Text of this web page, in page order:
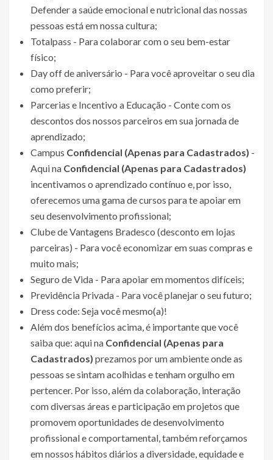
Defender a saúde emocional e nutricional das nossas
pessoas está em nossa cultura;
Totalpass - Para colaborar com o seu bem-estar
físico;
Day off de aniversário - Para você aproveitar o seu dia
como preferir;
Parcerias e Incentivo a Educação - Conte com os
descontos dos nossos parceiros em sua jornada de
aprendizado;
Campus Confidencial (Apenas para Cadastrados) -
Aqui na Confidencial (Apenas para Cadastrados)
incentivamos o aprendizado contínuo e, por isso,
oferecemos uma gama de cursos para te apoiar em
seu desenvolvimento profissional;
Clube de Vantagens Bradesco (desconto em lojas
parceiras) - Para você economizar em suas compras e
muito mais;
Seguro de Vida - Para apoiar em momentos difíceis;
Previdência Privada - Para você planejar o seu futuro;
Dress code: Seja você mesmo(a)!
Além dos benefícios acima, é importante que você
saiba que: aqui na Confidencial (Apenas para
Cadastrados) prezamos por um ambiente onde as
pessoas se sintam acolhidas e tenham orgulho em
pertencer. Por isso, além da colaboração, interação
com diversas áreas e participação em projetos que
promovem oportunidades de desenvolvimento
profissional e comportamental, também reforçamos
em nossos hábitos diários a diversidade, equidade e